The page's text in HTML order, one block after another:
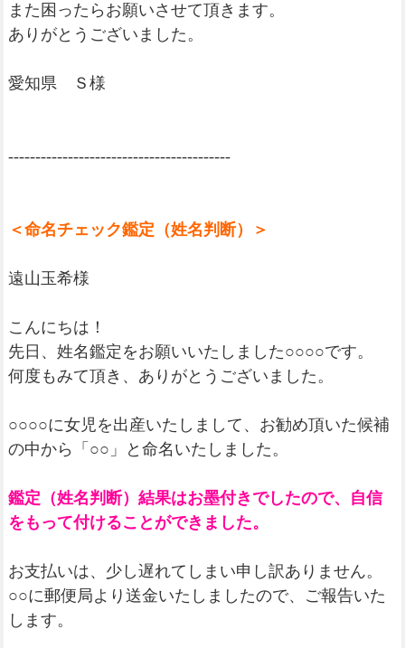
また困ったらお願いさせて頂きます。
ありがとうございました。
愛知県 Ｓ様
-----------------------------------------
＜命名チェック鑑定（姓名判断）＞
遠山玉希様
こんにちは！
先日、姓名鑑定をお願いいたしました○○○○です。
何度もみて頂き、ありがとうございました。
○○○○に女児を出産いたしまして、お勧め頂いた候補
の中から「○○」と命名いたしました。
鑑定（姓名判断）結果はお墨付きでしたので、自信
をもって付けることができました。
お支払いは、少し遅れてしまい申し訳ありません。
○○に郵便局より送金いたしましたので、ご報告いた
します。